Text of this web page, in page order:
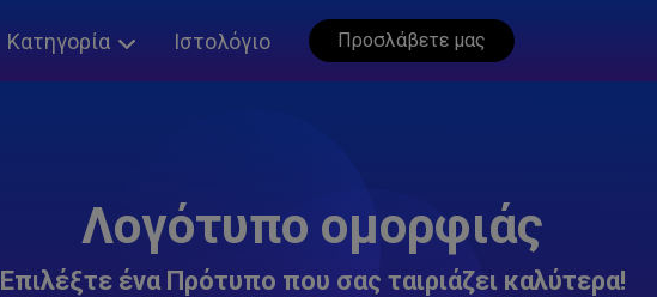
Κατηγορία Ιστολόγιο Προσλάβετε μας
Λογότυπο ομορφιάς
Επιλέξτε ένα Πρότυπο που σας ταιριάζει καλύτερα!